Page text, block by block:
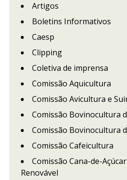
Artigos
Boletins Informativos
Caesp
Clipping
Coletiva de imprensa
Comissão Aquicultura
Comissão Avicultura e
Comissão Bovinocultura
Comissão Bovinocultura
Comissão Cafeicultura
Comissão Cana-de-
Renovável